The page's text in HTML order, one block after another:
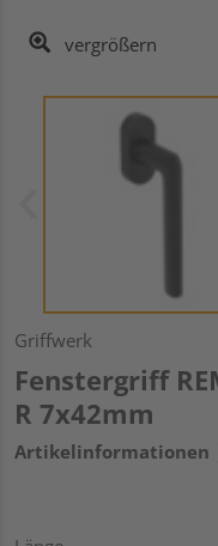
vergrößern
Griffwerk
Fenstergriff
R 7x42mm
Artikelinformationen